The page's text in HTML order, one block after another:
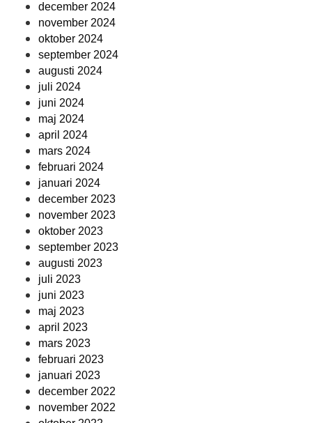
december 2024
november 2024
oktober 2024
september 2024
augusti 2024
juli 2024
juni 2024
maj 2024
april 2024
mars 2024
februari 2024
januari 2024
december 2023
november 2023
oktober 2023
september 2023
augusti 2023
juli 2023
juni 2023
maj 2023
april 2023
mars 2023
februari 2023
januari 2023
december 2022
november 2022